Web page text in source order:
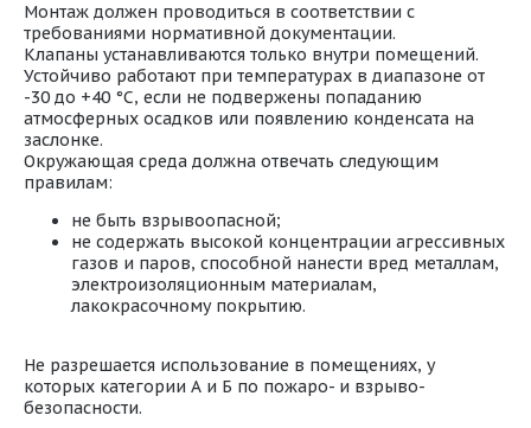
Монтаж должен проводиться в соответствии с
требованиями нормативной документации.
Клапаны устанавливаются только внутри помещений.
Устойчиво работают при температурах в диапазоне от
-30 до +40 °С, если не подвержены попаданию
атмосферных осадков или появлению конденсата на
заслонке.
Окружающая среда должна отвечать следующим
правилам:
не быть взрывоопасной;
не содержать высокой концентрации агрессивных
газов и паров, способной нанести вред металлам,
электроизоляционным материалам,
лакокрасочному покрытию.
Не разрешается использование в помещениях, у
которых категории А и Б по пожаро- и взрыво-
безопасности.